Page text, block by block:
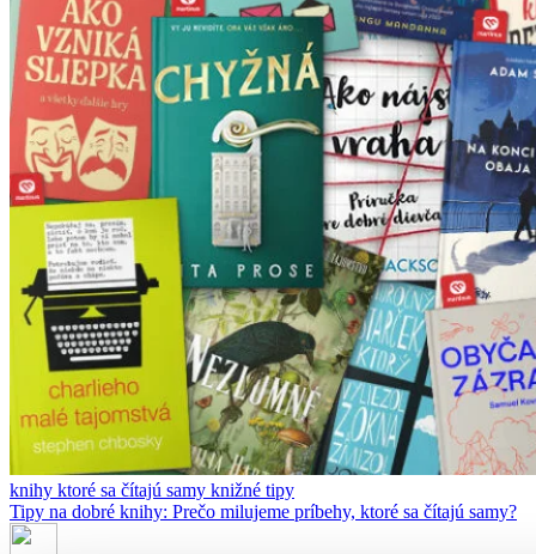
knihy ktoré sa čítajú samy knižné tipy
Tipy na dobré knihy: Prečo milujeme príbehy, ktoré sa čítajú samy?